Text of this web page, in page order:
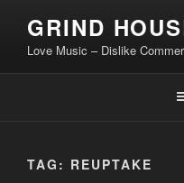
content
GRIND
Love Music – Dislike
TAG: REUPTAKE